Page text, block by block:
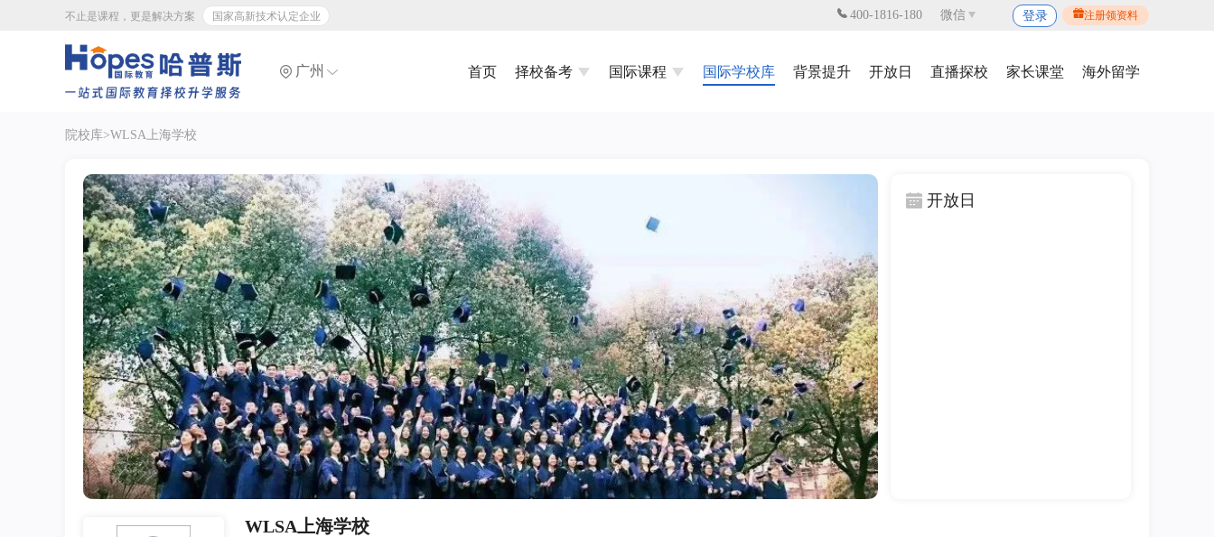
不止是课程，更是解决方案 国家高新技术认定企业 400-1816-180 微信 登录 注册领资料
广州 首页 择校备考 国际课程 国际学校库 背景提升 开放日 直播探校 家长课堂 海外留学
院校库>WLSA上海学校
开放日
WLSA上海学校